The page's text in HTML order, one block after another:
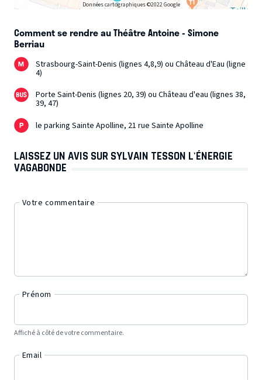
Données cartographiques ©2022 Google
Comment se rendre au Théâtre Antoine - Simone
Berriau
Strasbourg-Saint-Denis (lignes 4,8,9) ou Château d'Eau (ligne
4)
Porte Saint-Denis (lignes 20, 39) ou Château d'eau (lignes 38,
39, 47)
le parking Sainte Apolline, 21 rue Sainte Apolline
LAISSEZ UN AVIS SUR SYLVAIN TESSON L'ÉNERGIE
VAGABONDE
Votre commentaire
Prénom
Affiché à côté de votre commentaire.
Email